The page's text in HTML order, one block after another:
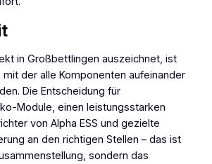
in Großbettlingen auszeichnet, ist
der alle Komponenten aufeinander
Die Entscheidung für
Module, einen leistungsstarken
von Alpha ESS und gezielte
an den richtigen Stellen – das ist
sondern das